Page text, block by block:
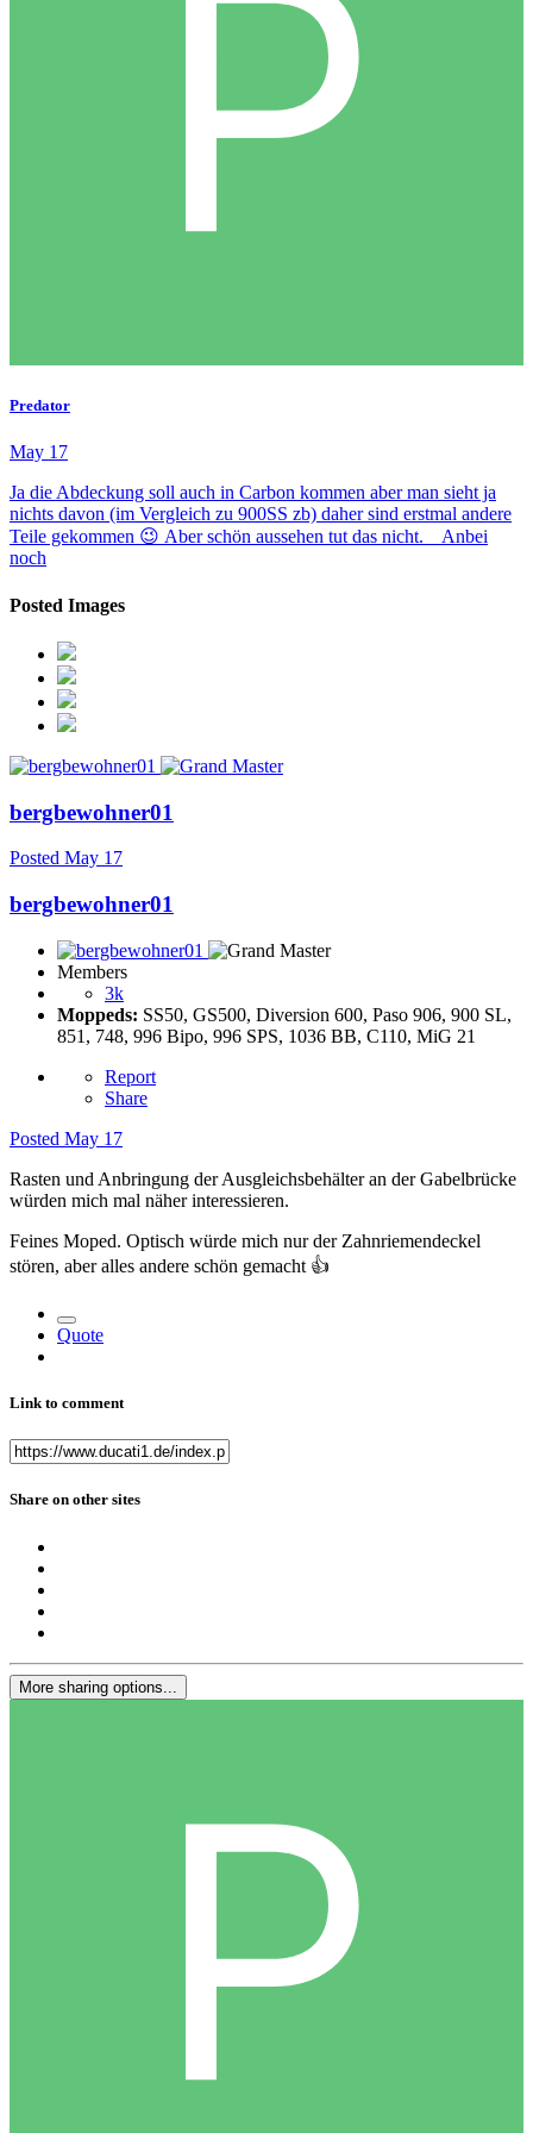
Predator
May 17
Ja die Abdeckung soll auch in Carbon kommen aber man sieht ja
nichts davon (im Vergleich zu 900SS zb) daher sind erstmal andere
Teile gekommen 😉 Aber schön aussehen tut das nicht. Anbei
noch
Posted Images
bergbewohner01
Posted May 17
bergbewohner01
Members
3k
Moppeds: SS50, GS500, Diversion 600, Paso 906, 900 SL,
851, 748, 996 Bipo, 996 SPS, 1036 BB, C110, MiG 21
Report
Share
Posted May 17
Rasten und Anbringung der Ausgleichsbehälter an der Gabelbrücke
würden mich mal näher interessieren.
Feines Moped. Optisch würde mich nur der Zahnriemendeckel
stören, aber alles andere schön gemacht 👍
Quote
Link to comment
Share on other sites
More sharing options...